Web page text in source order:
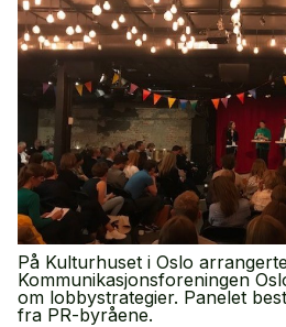
På Kulturhuset i Oslo
Kommunikasjonsforeningen
om lobbystrategier. Panelet
fra PR-byråene.